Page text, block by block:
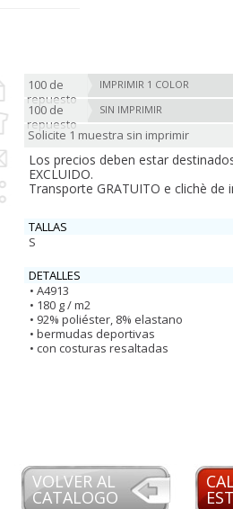
100 de
repuesto
IMPRIMIR 1 COLOR
100 de
repuesto
SIN IMPRIMIR
Solicite 1 muestra sin imprimir
Los precios deben estar
EXCLUIDO.
Transporte GRATUITO e clichè de
TALLAS
S
DETALLES
A4913
180 g / m2
92% poliéster, 8% elastano
bermudas deportivas
con costuras resaltadas
VOLVER AL
CATALOGO